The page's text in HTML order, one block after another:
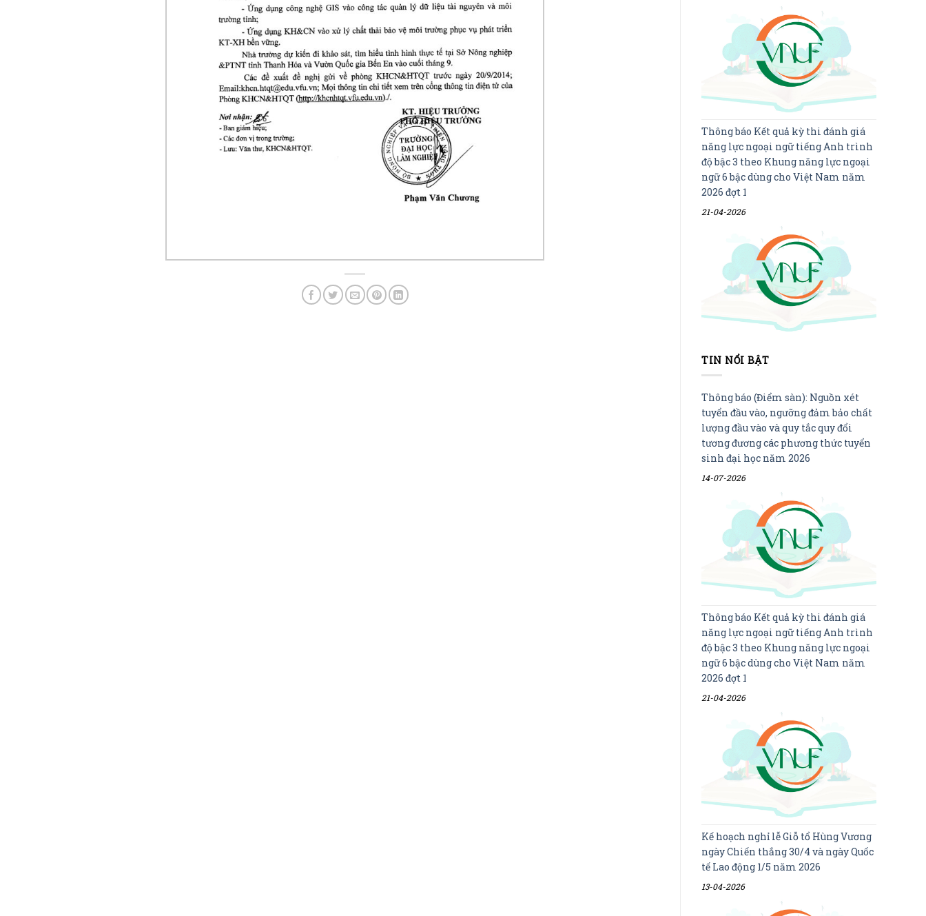
Thông báo Kết quả kỳ thi đánh giá
năng lực ngoại ngữ tiếng Anh trình
độ bậc 3 theo Khung năng lực ngoại
ngữ 6 bậc dùng cho Việt Nam năm
2026 đợt 1
21-04-2026
TIN NỔI BẬT
Thông báo (Điểm sàn): Nguồn xét
tuyển đầu vào, ngưỡng đảm bảo chất
lượng đầu vào và quy tắc quy đổi
tương đương các phương thức tuyển
sinh đại học năm 2026
14-07-2026
Thông báo Kết quả kỳ thi đánh giá
năng lực ngoại ngữ tiếng Anh trình
độ bậc 3 theo Khung năng lực ngoại
ngữ 6 bậc dùng cho Việt Nam năm
2026 đợt 1
21-04-2026
Kế hoạch nghỉ lễ Giỗ tổ Hùng Vương
ngày Chiến thắng 30/4 và ngày Quốc
tế Lao động 1/5 năm 2026
13-04-2026